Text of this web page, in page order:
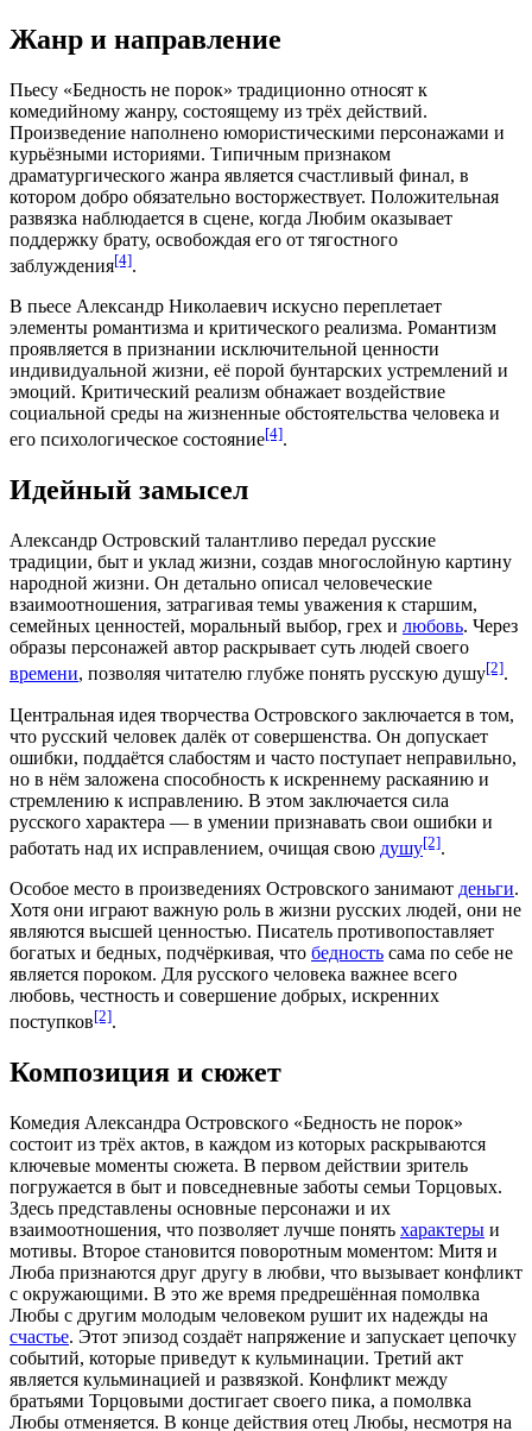
Жанр и направление
Пьесу «Бедность не порок» традиционно относят к
комедийному жанру, состоящему из трёх действий.
Произведение наполнено юмористическими персонажами и
курьёзными историями. Типичным признаком
драматургического жанра является счастливый финал, в
котором добро обязательно восторжествует. Положительная
развязка наблюдается в сцене, когда Любим оказывает
поддержку брату, освобождая его от тягостного
заблуждения[4].
В пьесе Александр Николаевич искусно переплетает
элементы романтизма и критического реализма. Романтизм
проявляется в признании исключительной ценности
индивидуальной жизни, её порой бунтарских устремлений и
эмоций. Критический реализм обнажает воздействие
социальной среды на жизненные обстоятельства человека и
его психологическое состояние[4].
Идейный замысел
Александр Островский талантливо передал русские
традиции, быт и уклад жизни, создав многослойную картину
народной жизни. Он детально описал человеческие
взаимоотношения, затрагивая темы уважения к старшим,
семейных ценностей, моральный выбор, грех и любовь. Через
образы персонажей автор раскрывает суть людей своего
времени, позволяя читателю глубже понять русскую душу[2].
Центральная идея творчества Островского заключается в том,
что русский человек далёк от совершенства. Он допускает
ошибки, поддаётся слабостям и часто поступает неправильно,
но в нём заложена способность к искреннему раскаянию и
стремлению к исправлению. В этом заключается сила
русского характера — в умении признавать свои ошибки и
работать над их исправлением, очищая свою душу[2].
Особое место в произведениях Островского занимают деньги.
Хотя они играют важную роль в жизни русских людей, они не
являются высшей ценностью. Писатель противопоставляет
богатых и бедных, подчёркивая, что бедность сама по себе не
является пороком. Для русского человека важнее всего
любовь, честность и совершение добрых, искренних
поступков[2].
Композиция и сюжет
Комедия Александра Островского «Бедность не порок»
состоит из трёх актов, в каждом из которых раскрываются
ключевые моменты сюжета. В первом действии зритель
погружается в быт и повседневные заботы семьи Торцовых.
Здесь представлены основные персонажи и их
взаимоотношения, что позволяет лучше понять характеры и
мотивы. Второе становится поворотным моментом: Митя и
Люба признаются друг другу в любви, что вызывает конфликт
с окружающими. В это же время предрешённая помолвка
Любы с другим молодым человеком рушит их надежды на
счастье. Этот эпизод создаёт напряжение и запускает цепочку
событий, которые приведут к кульминации. Третий акт
является кульминацией и развязкой. Конфликт между
братьями Торцовыми достигает своего пика, а помолвка
Любы отменяется. В конце действия отец Любы, несмотря на